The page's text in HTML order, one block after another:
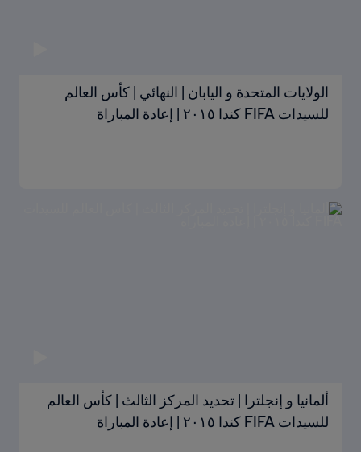
الولايات المتحدة و اليابان | النهائي | كأس العالم
للسيدات FIFA كندا ٢٠١٥ | إعادة المباراة
ألمانيا و إنجلترا | تحديد المركز الثالث | كأس العالم
للسيدات FIFA كندا ٢٠١٥ | إعادة المباراة